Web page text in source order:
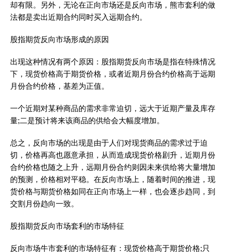
却有限。另外，无论在正向市场还是反向市场，熊市套利的做
法都是卖出近期合约同时买入远期合约。
股指期货反向市场形成的原因
出现这种情况有两个原因：股指期货反向市场是指在特殊情况
下，现货价格高于期货价格，或者近期月份合约价格高于远期
月份合约价格，基差为正值。
一个近期对某种商品的需求非常迫切，远大于近期产量及库存
量;二是预计将来该商品的供给会大幅度增加。
总之，反向市场的出现是由于人们对现货商品的需求过于迫
切，价格再高也愿意承担，从而造成现货价格剧升，近期月份
合约价格也随之上升，远期月份合约则因未来供给将大量增加
的预测，价格相对平稳。在反向市场上，随着时间的推进，现
货价格与期货价格如同在正向市场上一样，也会逐步趋同，到
交割月份趋向一致。
股指期货反向市场套利的市场特征
反向市场牛市套利的市场特征有：现货价格高于期货价格;只